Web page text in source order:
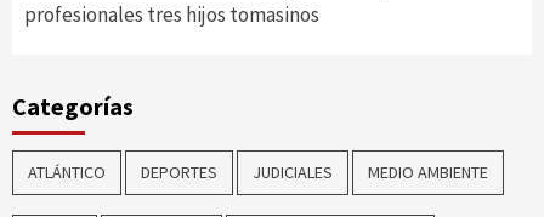
profesionales tres hijos tomasinos
Categorías
ATLÁNTICO DEPORTES JUDICIALES MEDIO AMBIENTE